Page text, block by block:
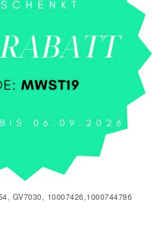
GV7030, 10007426,1000744786